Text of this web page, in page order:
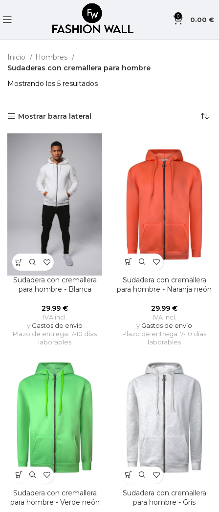
0 0.00 €
Inicio
Hombres
Sudaderas con cremallera para hombre
Mostrando los 5 resultados
Mostrar barra lateral
Sudadera con cremallera
para hombre - Blanca
29.99 €
IVA incl.
y Gastos de envío
Plazo de entrega: 7-10 días
laborables
Sudadera con cremallera
para hombre - Naranja neón
29.99 €
IVA incl.
y Gastos de envío
Plazo de entrega: 7-10 días
laborables
Sudadera con cremallera
para hombre - Verde neón
Sudadera con cremallera
para hombre - Gris